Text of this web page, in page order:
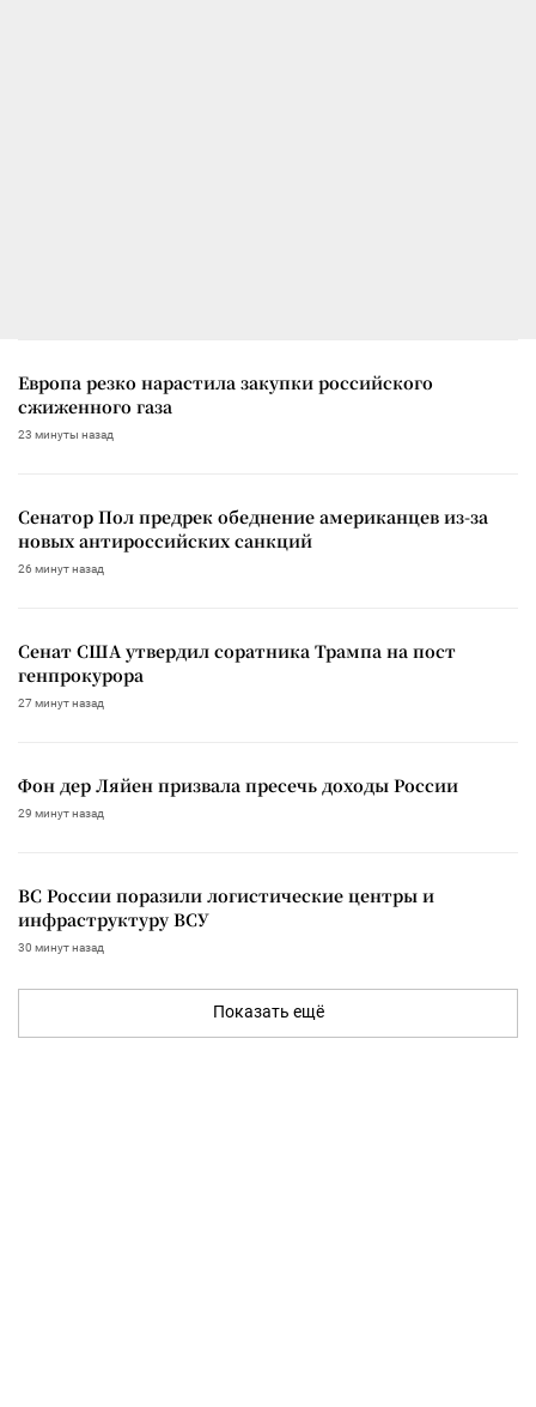
Европа резко нарастила закупки российского
сжиженного газа
23 минуты назад
Сенатор Пол предрек обеднение американцев из-за
новых антироссийских санкций
26 минут назад
Сенат США утвердил соратника Трампа на пост
генпрокурора
27 минут назад
Фон дер Ляйен призвала пресечь доходы России
29 минут назад
ВС России поразили логистические центры и
инфраструктуру ВСУ
30 минут назад
Показать ещё